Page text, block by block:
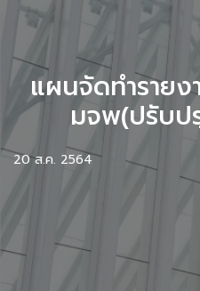
แผนจัดทำรายง
มจพ(ปรับป
20 ส.ค. 2564